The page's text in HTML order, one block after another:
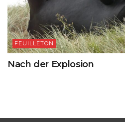
FEUILLETON
Nach der Explosion